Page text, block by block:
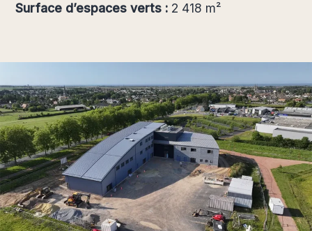
Surface d’espaces verts : 2 418 m²